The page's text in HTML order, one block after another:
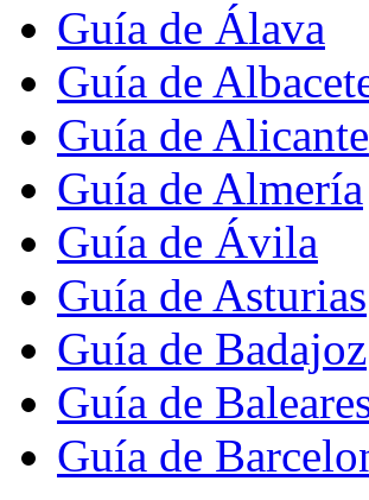
Guía de Álava
Guía de
Guía de Alicante
Guía de Almería
Guía de Ávila
Guía de Asturias
Guía de Badajoz
Guía de
Guía de